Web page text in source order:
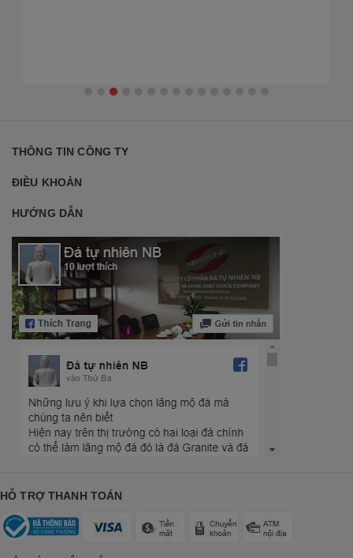
THÔNG TIN CÔNG TY
ĐIỀU KHOẢN
HƯỚNG DẪN
HỖ TRỢ THANH TOÁN